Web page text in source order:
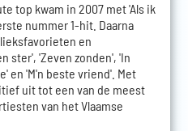
top kwam in 2007 met 'Als ik
nummer 1-hit. Daarna
en
ster', 'Zeven zonden', 'In
en 'M'n beste vriend'. Met
uit tot een van de meest
van het Vlaamse